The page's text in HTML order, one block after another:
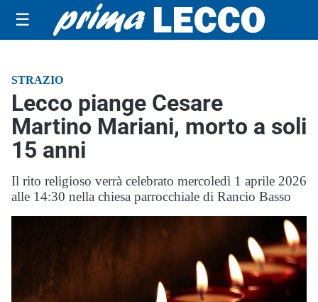
☰
STRAZIO
Lecco piange Cesare
Martino Mariani, morto a soli
15 anni
Il rito religioso verrà celebrato mercoledì 1 aprile 2026
alle 14:30 nella chiesa parrocchiale di Rancio Basso